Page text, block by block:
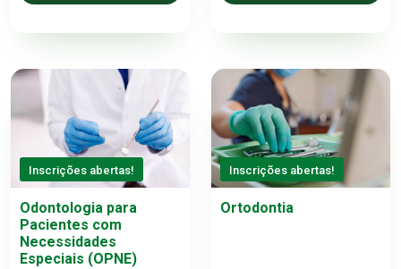
Inscrições abertas!
Odontologia para
Pacientes com
Necessidades
Especiais (OPNE)
Inscrições abertas!
Ortodontia